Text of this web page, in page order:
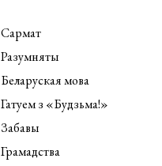
Сармат
Разумняты
Беларуская мова
Гатуем з «Будзьма!»
Забавы
Грамадства